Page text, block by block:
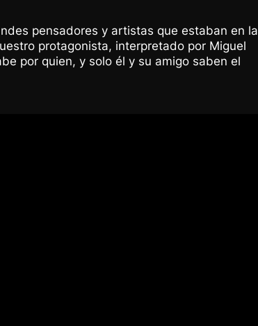
pensadores y artistas que estaban en la
protagonista, interpretado por Miguel
por quien, y solo él y su amigo saben el